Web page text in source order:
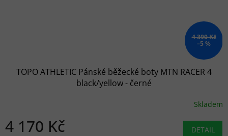
4 390 Kč
–5 %
TOPO ATHLETIC Pánské běžecké boty MTN RACER 4
black/yellow - černé
Skladem
4 170 Kč DETAIL